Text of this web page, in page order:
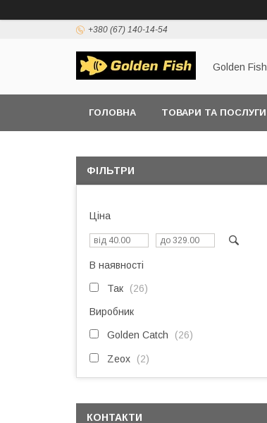
+380 (67) 140-14-54
Golden Fish
ГОЛОВНА ТОВАРИ ТА ПОСЛУГИ
ФІЛЬТРИ
Ціна
В наявності
Так 26
Виробник
Golden Catch 26
Zeox 2
КОНТАКТИ